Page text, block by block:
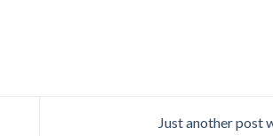
Just another post